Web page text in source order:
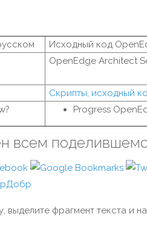
Исходный код
OpenEdge Architect
Скрипты, исходный
Progress
всем
выделите фрагмент текста и